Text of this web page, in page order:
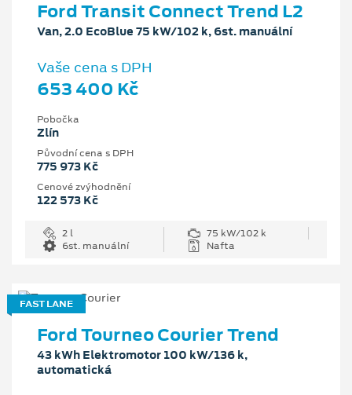
Ford Transit Connect Trend L2
Van, 2.0 EcoBlue 75 kW/102 k, 6st. manuální
Vaše cena s DPH
653 400 Kč
Pobočka
Zlín
Původní cena s DPH
775 973 Kč
Cenové zvýhodnění
122 573 Kč
2 l
75 kW/102 k
6st. manuální
Nafta
FAST LANE
Ford Tourneo Courier Trend
43 kWh Elektromotor 100 kW/136 k,
automatická